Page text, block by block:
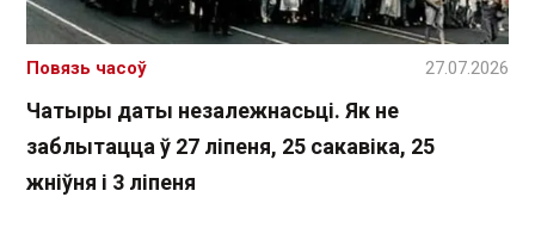
Чатыры даты незалежнасьці. Як не
заблытацца ў 27 ліпеня, 25 сакавіка, 25
жніўня і 3 ліпеня
Повязь часоў 27.07.2026